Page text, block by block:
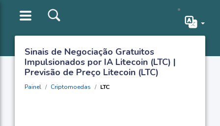
Sinais de Negociação Gratuitos
Impulsionados por IA Litecoin (LTC) |
Previsão de Preço Litecoin (LTC)
Painel Criptomoedas LTC